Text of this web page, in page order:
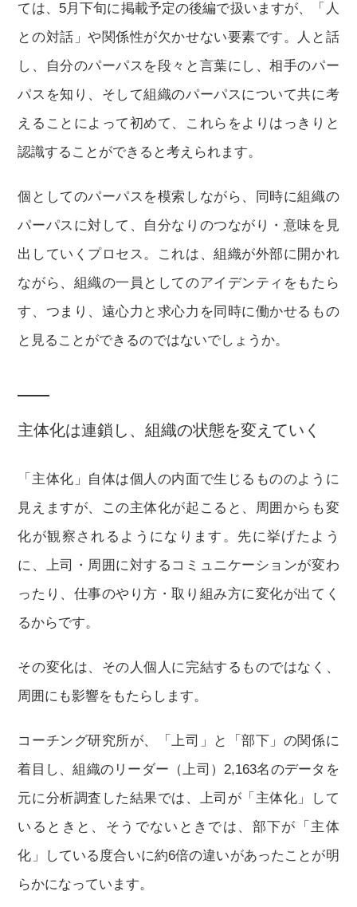
ては、5月下旬に掲載予定の後編で扱いますが、「人
との対話」や関係性が欠かせない要素です。人と話
し、自分のパーパスを段々と言葉にし、相手のパー
パスを知り、そして組織のパーパスについて共に考
えることによって初めて、これらをよりはっきりと
認識することができると考えられます。
個としてのパーパスを模索しながら、同時に組織の
パーパスに対して、自分なりのつながり・意味を見
出していくプロセス。これは、組織が外部に開かれ
ながら、組織の一員としてのアイデンティをもたら
す、つまり、遠心力と求心力を同時に働かせるもの
と見ることができるのではないでしょうか。
主体化は連鎖し、組織の状態を変えていく
「主体化」自体は個人の内面で生じるもののように
見えますが、この主体化が起こると、周囲からも変
化が観察されるようになります。先に挙げたよう
に、上司・周囲に対するコミュニケーションが変わ
ったり、仕事のやり方・取り組み方に変化が出てく
るからです。
その変化は、その人個人に完結するものではなく、
周囲にも影響をもたらします。
コーチング研究所が、「上司」と「部下」の関係に
着目し、組織のリーダー（上司）2,163名のデータを
元に分析調査した結果では、上司が「主体化」して
いるときと、そうでないときでは、部下が「主体
化」している度合いに約6倍の違いがあったことが明
らかになっています。